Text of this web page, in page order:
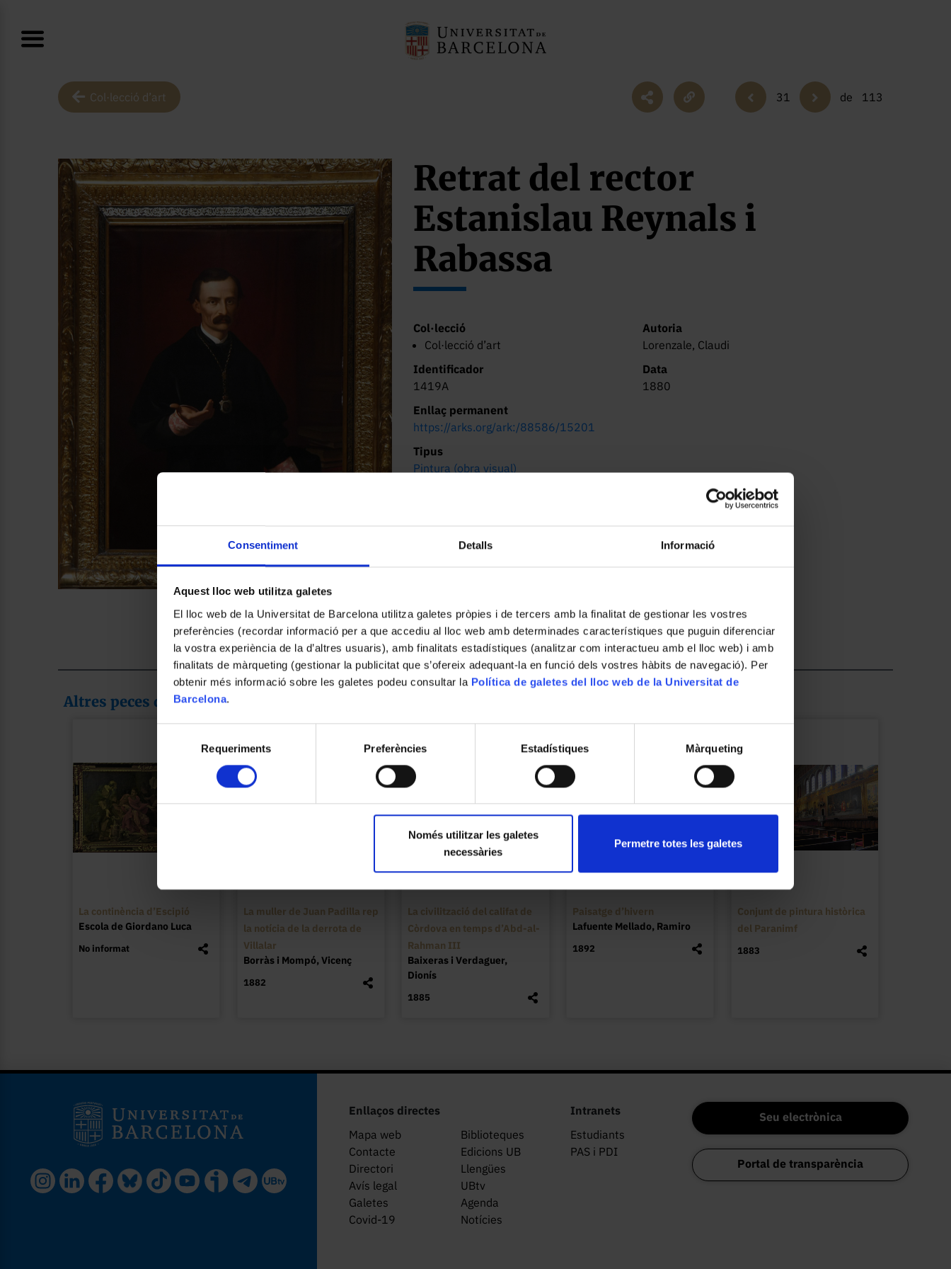
Consentiment Detalls Informació
Aquest lloc web utilitza galetes
El lloc web de la Universitat de Barcelona utilitza galetes pròpies i de tercers amb la finalitat de gestionar les vostres
preferències (recordar informació per a que accediu al lloc web amb determinades característiques que puguin diferenciar
la vostra experiència de la d’altres usuaris), amb finalitats estadístiques (analitzar com interactueu amb el lloc web) i amb
finalitats de màrqueting (gestionar la publicitat que s’ofereix adequant-la en funció dels vostres hàbits de navegació). Per
obtenir més informació sobre les galetes podeu consultar la Política de galetes del lloc web de la Universitat de
Barcelona.
consentiment
Requeriments Preferències Estadístiques Màrqueting
Només utilitzar les galetes
necessàries
Permetre totes les galetes
Col·lecció d’art 31 de 113
Retrat del rector
Estanislau Reynals i
Rabassa
Col·lecció
Col·lecció d’art
Identificador
1419A
Enllaç permanent
https://arks.org/ark:/88586/15201
Tipus
Pintura (obra visual)
123 x 88 cm
Localització actual (centre)
Edifici Històric. Gran Via de les Corts
Catalanes, 585, 08007 Barcelona
Autoria
Lorenzale, Claudi
Data
1880
Altres peces de la col·lecció
La continència d’Escipió
Escola de Giordano Luca
No informat
La muller de Juan Padilla rep
la notícia de la derrota de
Villalar
Borràs i Mompó, Vicenç
1882
La civilització del califat de
Còrdova en temps d’Abd-al-
Rahman III
Baixeras i Verdaguer,
Dionís
1885
Paisatge d’hivern
Lafuente Mellado, Ramiro
1892
Conjunt de pintura històrica
del Paranimf
1883
Enllaços directes
Mapa web
Biblioteques
Contacte
Edicions UB
Directori
Llengües
Avís legal
UBtv
Galetes
Agenda
Covid-19
Notícies
Intranets
Estudiants
PAS i PDI
Seu electrònica
Portal de transparència